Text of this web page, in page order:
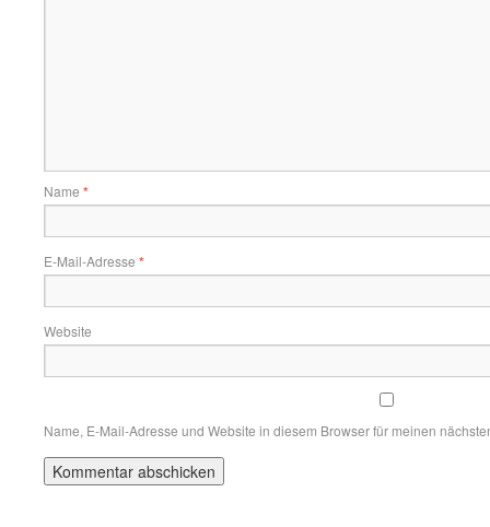
Name *
E-Mail-Adresse *
Website
Name, E-Mail-Adresse und Website in diesem Browser für meinen